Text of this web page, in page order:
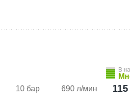
10 бар 690 л/мин
В